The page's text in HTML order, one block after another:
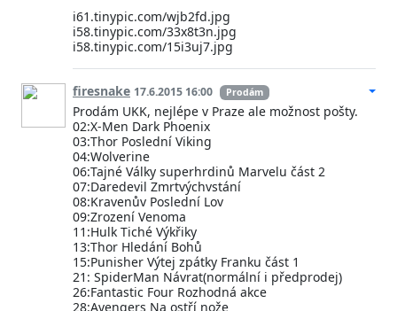
i61.tinypic.com/wjb2fd.jpg
i58.tinypic.com/33x8t3n.jpg
i58.tinypic.com/15i3uj7.jpg
firesnake 17.6.2015 16:00 Prodám
Prodám UKK, nejlépe v Praze ale možnost pošty.
02:X-Men Dark Phoenix
03:Thor Poslední Viking
04:Wolverine
06:Tajné Války superhrdinů Marvelu část 2
07:Daredevil Zmrtvýchvstání
08:Kravenův Poslední Lov
09:Zrození Venoma
11:Hulk Tiché Výkřiky
13:Thor Hledání Bohů
15:Punisher Výtej zpátky Franku část 1
21: SpiderMan Návrat(normální i předprodej)
26:Fantastic Four Rozhodná akce
28:Avengers Na ostří nože